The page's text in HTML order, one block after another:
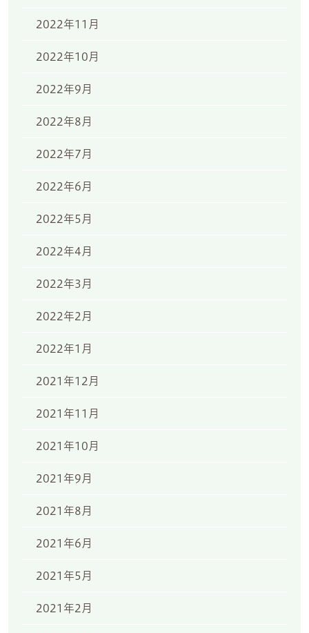
2022年11月
2022年10月
2022年9月
2022年8月
2022年7月
2022年6月
2022年5月
2022年4月
2022年3月
2022年2月
2022年1月
2021年12月
2021年11月
2021年10月
2021年9月
2021年8月
2021年6月
2021年5月
2021年2月